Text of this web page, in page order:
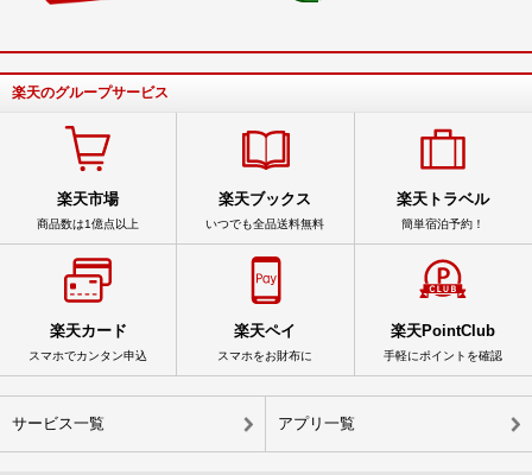
楽天のグループサービス
楽天市場
商品数は1億点以上
楽天ブックス
いつでも全品送料無料
楽天トラベル
簡単宿泊予約！
楽天カード
スマホでカンタン申込
楽天ペイ
スマホをお財布に
楽天PointClub
手軽にポイントを確認
サービス一覧 アプリ一覧